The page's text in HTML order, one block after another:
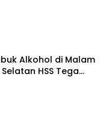
Alkohol di Malam
HSS Tega